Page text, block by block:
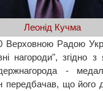
Леонід Кучма
Верховною Радою
нагороди", згідно з
-
передбачав, що його